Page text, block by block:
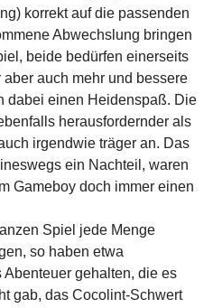
korrekt auf die passenden
Abwechslung bringen
beide bedürfen einerseits
auch mehr und bessere
dabei einen Heidenspaß. Die
herausfordernder als
irgendwie träger an. Das
ein Nachteil, waren
Gameboy doch immer einen
Spiel jede Menge
so haben etwa
gehalten, die es
gab, das Cocolint-Schwert